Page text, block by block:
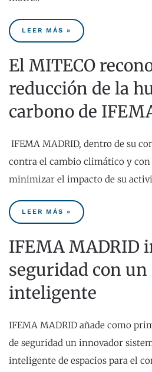
LEER MÁS »
El MITECO
reducción de la
carbono de
IFEMA MADRID, dentro de su
contra el cambio climático y con
minimizar el impacto de su
LEER MÁS »
IFEMA MADRID
seguridad con
inteligente
IFEMA MADRID añade como
de seguridad un innovador
inteligente de espacios para el